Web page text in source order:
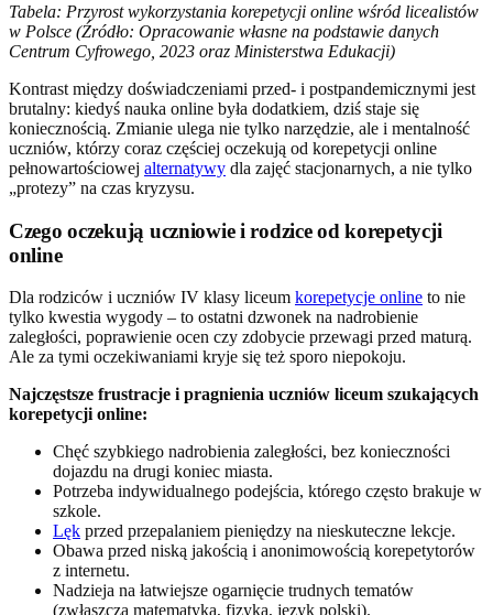
Tabela: Przyrost wykorzystania korepetycji online wśród licealistów
w Polsce (Źródło: Opracowanie własne na podstawie danych
Centrum Cyfrowego, 2023 oraz Ministerstwa Edukacji)
Kontrast między doświadczeniami przed- i postpandemicznymi jest
brutalny: kiedyś nauka online była dodatkiem, dziś staje się
koniecznością. Zmianie ulega nie tylko narzędzie, ale i mentalność
uczniów, którzy coraz częściej oczekują od korepetycji online
pełnowartościowej alternatywy dla zajęć stacjonarnych, a nie tylko
„protezy” na czas kryzysu.
Czego oczekują uczniowie i rodzice od korepetycji
online
Dla rodziców i uczniów IV klasy liceum korepetycje online to nie
tylko kwestia wygody – to ostatni dzwonek na nadrobienie
zaległości, poprawienie ocen czy zdobycie przewagi przed maturą.
Ale za tymi oczekiwaniami kryje się też sporo niepokoju.
Najczęstsze frustracje i pragnienia uczniów liceum szukających
korepetycji online:
Chęć szybkiego nadrobienia zaległości, bez konieczności
dojazdu na drugi koniec miasta.
Potrzeba indywidualnego podejścia, którego często brakuje w
szkole.
Lęk przed przepalaniem pieniędzy na nieskuteczne lekcje.
Obawa przed niską jakością i anonimowością korepetytorów
z internetu.
Nadzieja na łatwiejsze ogarnięcie trudnych tematów
(zwłaszcza matematyka, fizyka, język polski).